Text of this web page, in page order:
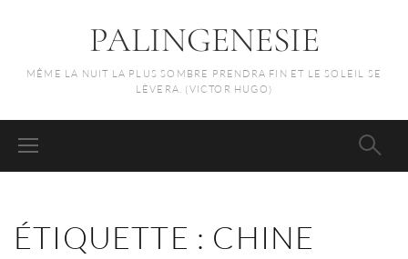
PALINGENESIE
MÊME LA NUIT LA PLUS SOMBRE PRENDRA FIN ET LE SOLEIL SE
LÈVERA. (VICTOR HUGO)
ÉTIQUETTE : CHINE